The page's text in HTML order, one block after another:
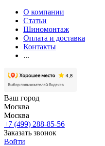
О компании
Статьи
Шиномонтаж
Оплата и доставка
Контакты
...
Ваш город
Москва
Москва
+7 (499) 288-85-56
Заказать звонок
Войти